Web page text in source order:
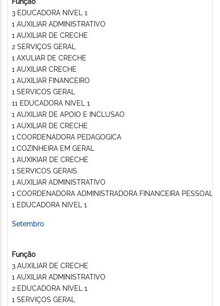
3 EDUCADORA NIVEL 1
1 AUXILIAR ADMINISTRATIVO
1 AUXILIAR DE CRECHE
2 SERVIÇOS GERAL
1 AXULIAR DE CRECHE
1 AUXILIAR CRECHE
1 AUXILIAR FINANCEIRO
1 SERVICOS GERAL
11 EDUCADORA NIVEL 1
1 AUXILIAR DE APOIO E INCLUSAO
1 AUXILIAR DE CRECHE
1 COORDENADORA PEDAGOGICA
1 COZINHEIRA EM GERAL
1 AUXIKIAR DE CRECHE
1 SERVICOS GERAIS
1 AUXILIAR ADMINISTRATIVO
1 COORDENADORA ADMINISTRADORA FINANCEIRA PESSOAL
1 EDUCADORA NIVEL 1
Setembro
Função
3 AUXILIAR DE CRECHE
1 AUXILIAR ADMINISTRATIVO
2 EDUCADORA NIVEL 1
1 SERVIÇOS GERAL